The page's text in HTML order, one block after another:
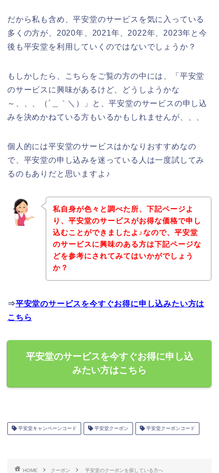
だから私も含め、平安堂のサービスを気に入っている
多くの方が、2020年、2021年、2022年、2023年と今
後も平安堂を利用していくのではないでしょうか？
もしかしたら、こちらをご覧の方の中には、「平安堂
のサービスに興味があるけど、どうしようかな
～、、、（´＿｀＼）」と、平安堂のサービスの申し込
みを決めかねている方もいるかもしれませんが、、、
個人的には平安堂のサービスはかなりおすすめなの
で、平安堂の申し込みを迷っている人は一度試してみ
るのもありだと思いますよ♪
私自身が色々と調べた所、下記ページよ
り、平安堂のサービスがお得な価格で申し
込むことができましたよ♪なので、平安堂
のサービスに興味のある方は下記ページな
どを参考にされてみてはいかがでしょう
か？
⇒平安堂のサービスを今すぐお得に申し込みたい方は
こちら
平安堂のサービスを今すぐお得に申し込
みたい方はこちら
平安堂キャンペーンコード 平安堂クーポン 平安堂クーポンコード
HOME クーポン 平安堂のクーポンを探している方へ